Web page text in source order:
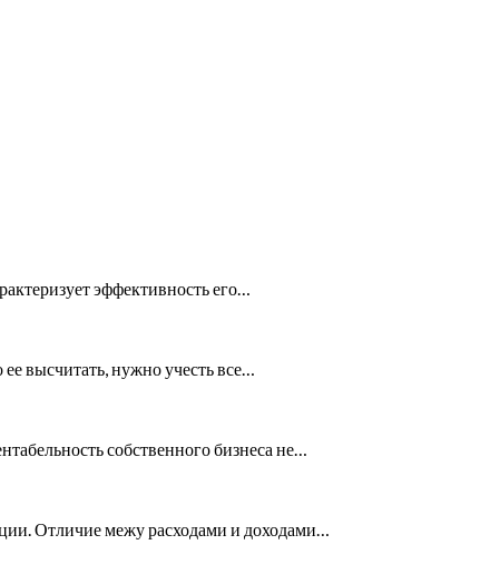
эффективность его…
высчитать, нужно учесть все…
собственного бизнеса не…
Отличие межу расходами и доходами…